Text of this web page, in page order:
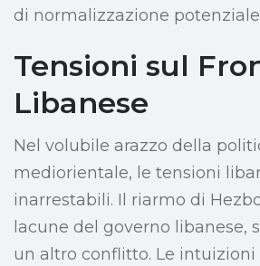
di normalizzazione potenziale
Tensioni sul
Libanese
Nel volubile arazzo della
mediorientale, le tensioni
inarrestabili. Il riarmo di
lacune del governo libanese,
un altro conflitto. Le intuizioni